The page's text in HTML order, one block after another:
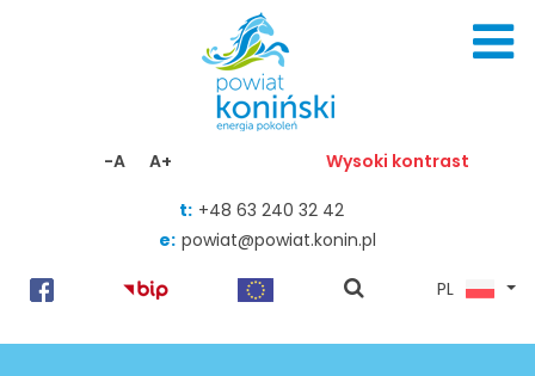
-A A+ Wysoki kontrast
t: +48 63 240 32 42
e: powiat@powiat.konin.pl
pokaż
PL